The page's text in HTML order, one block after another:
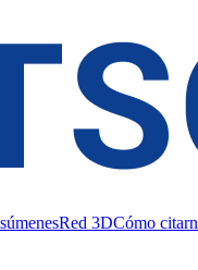
Red 3DCómo